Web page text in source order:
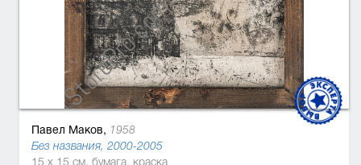
Павел Маков, 1958
Без названия, 2000-2005
15 x 15 см, бумага, краска